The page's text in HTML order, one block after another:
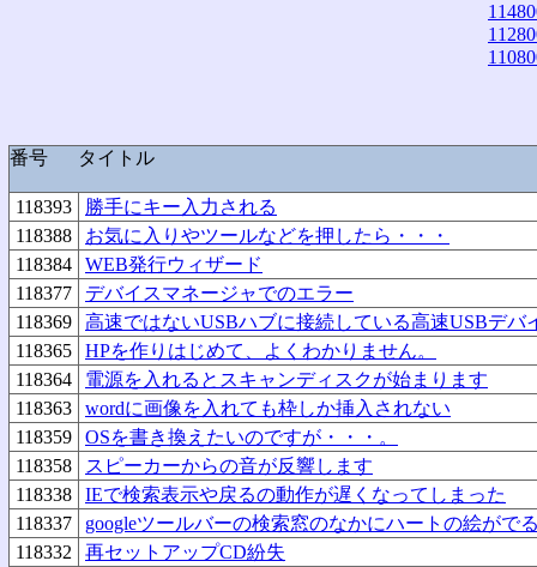
番号 タイトル
118393
勝手にキー入力される
118388
お気に入りやツールなどを押したら・・・
118384
WEB発行ウィザード
118377
デバイスマネージャでのエラー
118369
高速ではないUSBハブに接続している高速USBデバ
118365
HPを作りはじめて、よくわかりません。
118364
電源を入れるとスキャンディスクが始まります
118363
wordに画像を入れても枠しか挿入されない
118359
OSを書き換えたいのですが・・・。
118358
スピーカーからの音が反響します
118338
IEで検索表示や戻るの動作が遅くなってしまった
118337
googleツールバーの検索窓のなかにハートの絵がで
118332
再セットアップCD紛失